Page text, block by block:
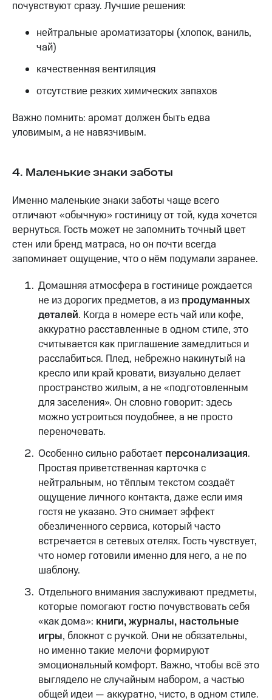
почувствуют сразу. Лучшие решения:
нейтральные ароматизаторы (хлопок, ваниль,
чай)
качественная вентиляция
отсутствие резких химических запахов
Важно помнить: аромат должен быть едва
уловимым, а не навязчивым.
4. Маленькие знаки заботы
Именно маленькие знаки заботы чаще всего
отличают «обычную» гостиницу от той, куда хочется
вернуться. Гость может не запомнить точный цвет
стен или бренд матраса, но он почти всегда
запоминает ощущение, что о нём подумали заранее.
Домашняя атмосфера в гостинице рождается
не из дорогих предметов, а из продуманных
деталей. Когда в номере есть чай или кофе,
аккуратно расставленные в одном стиле, это
считывается как приглашение замедлиться и
расслабиться. Плед, небрежно накинутый на
кресло или край кровати, визуально делает
пространство жилым, а не «подготовленным
для заселения». Он словно говорит: здесь
можно устроиться поудобнее, а не просто
переночевать.
Особенно сильно работает персонализация.
Простая приветственная карточка с
нейтральным, но тёплым текстом создаёт
ощущение личного контакта, даже если имя
гостя не указано. Это снимает эффект
обезличенного сервиса, который часто
встречается в сетевых отелях. Гость чувствует,
что номер готовили именно для него, а не по
шаблону.
Отдельного внимания заслуживают предметы,
которые помогают гостю почувствовать себя
«как дома»: книги, журналы, настольные
игры, блокнот с ручкой. Они не обязательны,
но именно такие мелочи формируют
эмоциональный комфорт. Важно, чтобы всё это
выглядело не случайным набором, а частью
общей идеи — аккуратно, чисто, в одном стиле.